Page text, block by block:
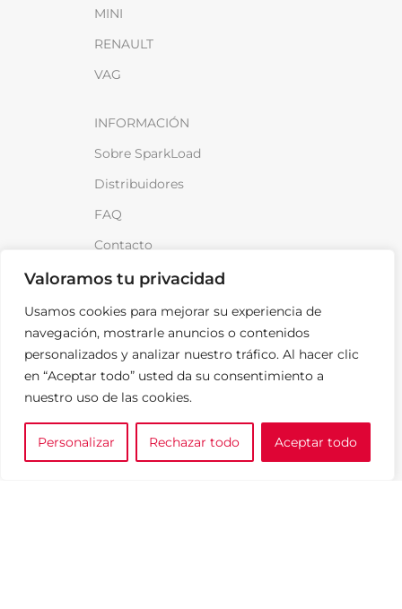
Valoramos tu privacidad
Usamos cookies para mejorar su experiencia de
navegación, mostrarle anuncios o contenidos
personalizados y analizar nuestro tráfico. Al hacer clic
en “Aceptar todo” usted da su consentimiento a
nuestro uso de las cookies.
Personalizar Rechazar todo Aceptar todo
MINI
RENAULT
VAG
INFORMACIÓN
Sobre SparkLoad
Distribuidores
FAQ
Contacto
Noticias
LEGAL
Aviso Legal
Política de Privacidad
Política de venta y devoluciones
0